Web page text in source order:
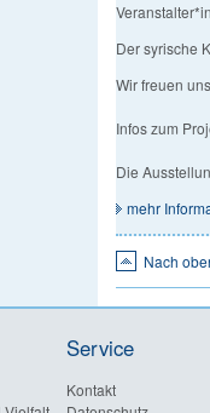
Der syrische
Wir freuen
Infos zum
Die
mehr
Nach
Service
Kontakt